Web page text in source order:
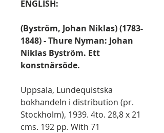
ENGLISH:
(Byström, Johan Niklas) (1783-
1848) - Thure Nyman: Johan
Niklas Byström. Ett
konstnärsöde.
Uppsala, Lundequistska
bokhandeln i distribution (pr.
Stockholm), 1939. 4to. 28,8 x 21
cms. 192 pp. With 71